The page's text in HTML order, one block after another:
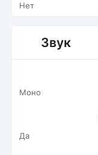
Нет
Звук
Моно
Да